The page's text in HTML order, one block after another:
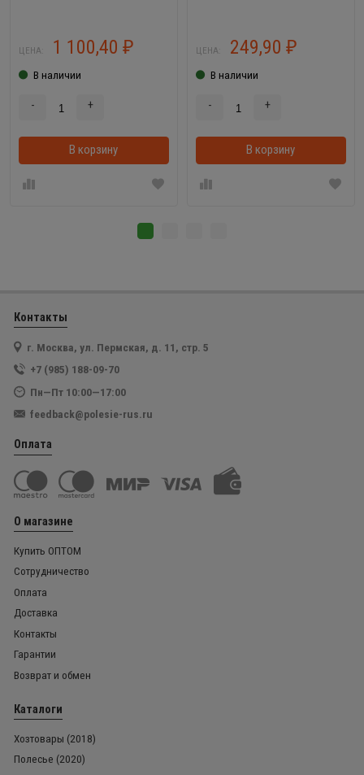
ЦЕНА: 1 100,40 ₽
В наличии
- +
В корзину В корзинке
ЦЕНА: 249,90 ₽
В наличии
- +
В корзину
Контакты
г. Москва, ул. Пермская, д. 11, стр. 5
+7 (985) 188-09-70
Пн—Пт 10:00—17:00
feedback@polesie-rus.ru
Оплата
О магазине
Купить ОПТОМ
Сотрудничество
Оплата
Доставка
Контакты
Гарантии
Возврат и обмен
Каталоги
Хозтовары (2018)
Полесье (2020)